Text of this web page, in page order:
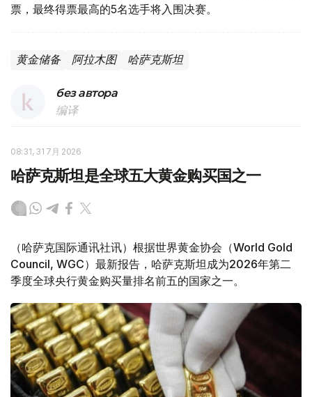
票，最终得票最高的5名选手将入围决赛。
黄金储备 阿拉木图 哈萨克斯坦
без автора
编译
08:31, 31 7月 2026
哈萨克斯坦是全球五大黄金购买国之一
（哈萨克国际通讯社讯）根据世界黄金协会（World Gold
Council, WGC）最新报告，哈萨克斯坦成为2026年第二
季度全球央行黄金购买量排名前五的国家之一。